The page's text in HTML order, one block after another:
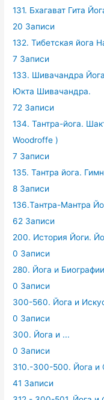
131. Бхагават Гита
20 Записи
132. Тибетская йога
7 Записи
133. Шивачандра
Юкта Шивачандра.
72 Записи
134. Тантра-йога.
Woodroffe )
7 Записи
135. Тантра йога.
8 Записи
136.Тантра-Мантра
62 Записи
200. История Йоги.
0 Записи
280. Йога и
0 Записи
300-560. Йога и
0 Записи
300. Йога и ...
0 Записи
310.-300-500. Йога и
41 Записи